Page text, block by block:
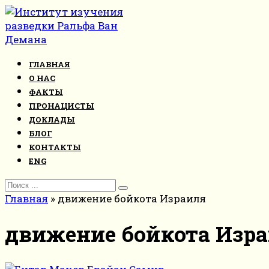
Перейти
к
контенту
ГЛАВНАЯ
О НАС
ФАКТЫ
ПРОНАЦИСТЫ
ДОКЛАДЫ
БЛОГ
КОНТАКТЫ
ENG
Search
for:
Главная » движение бойкота Израиля
движение бойкота